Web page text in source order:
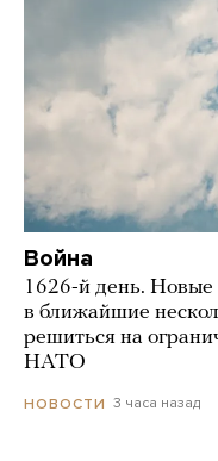
Война
1626-й день.
в ближайшие
решиться на
НАТО
НОВОСТИ 3 часа назад